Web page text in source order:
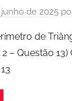
de 2025
de
– Questão 13)